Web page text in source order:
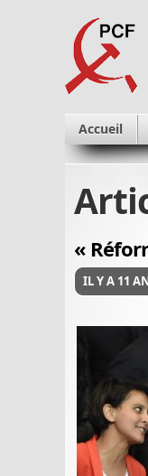
Accueil
«
IL Y A 11